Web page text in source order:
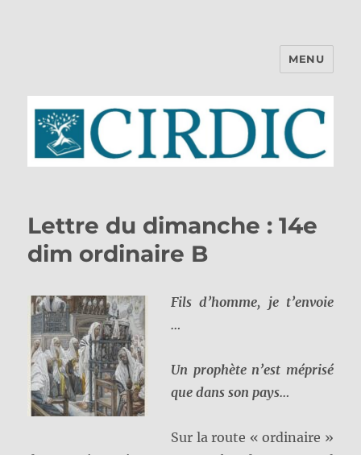
MENU
Lettre du dimanche : 14e
dim ordinaire B
Fils d’homme, je t’envoie
…
Un prophète n’est méprisé
que dans son pays…
Sur la route « ordinaire »